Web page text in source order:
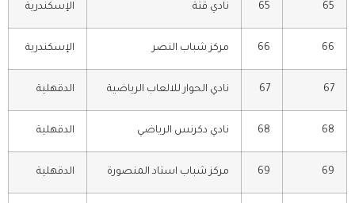
65
65 نادي قتة الإسكندرية
66
66 مركز شباب النصر الإسكندرية
67
67 نادي الحوار للالعاب الرياضية الدقهلية
68
68 نادي دكرنس الرياضي الدقهلية
69
69 مركز شباب استاد المنصورة الدقهلية